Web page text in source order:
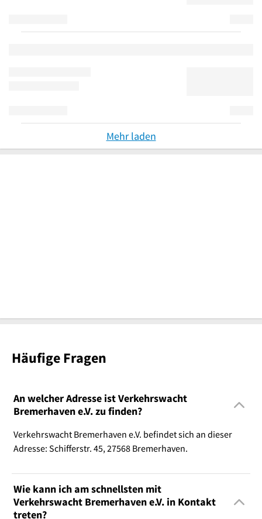
Mehr laden
Häufige Fragen
An welcher Adresse ist Verkehrswacht
Bremerhaven e.V. zu finden?
Verkehrswacht Bremerhaven e.V. befindet sich an dieser
Adresse: Schifferstr. 45, 27568 Bremerhaven.
Wie kann ich am schnellsten mit
Verkehrswacht Bremerhaven e.V. in Kontakt
treten?